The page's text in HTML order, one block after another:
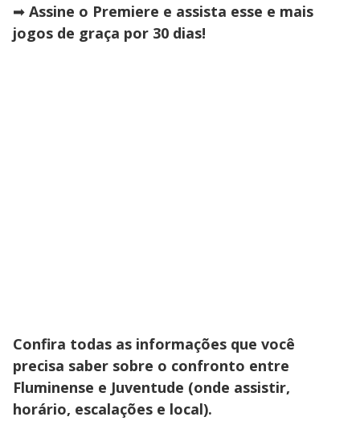
➡ Assine o Premiere e assista esse e mais
jogos de graça por 30 dias!
Confira todas as informações que você
precisa saber sobre o confronto entre
Fluminense e Juventude (onde assistir,
horário, escalações e local).